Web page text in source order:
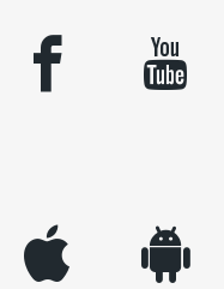
facebook youtube
appleinc android